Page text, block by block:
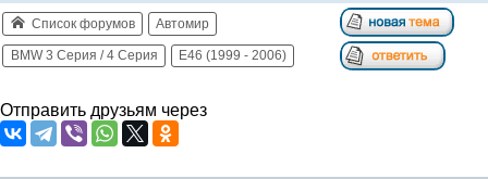
Список форумов Автомир
BMW 3 Серия / 4 Серия E46 (1999 - 2006)
Отправить друзьям через